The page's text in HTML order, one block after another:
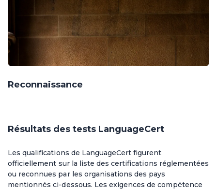
Reconnaissance
Résultats des tests LanguageCert
Les qualifications de LanguageCert figurent
officiellement sur la liste des certifications réglementées
ou reconnues par les organisations des pays
mentionnés ci-dessous. Les exigences de compétence